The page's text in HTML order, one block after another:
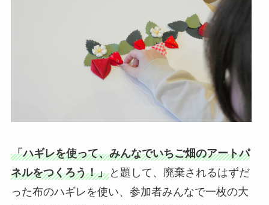
「ハギレを使って、みんなでいちご畑のアートパ
ネルをつくろう！」と題して、廃棄されるはずだ
った布のハギレを使い、参加者みんなで一枚の大